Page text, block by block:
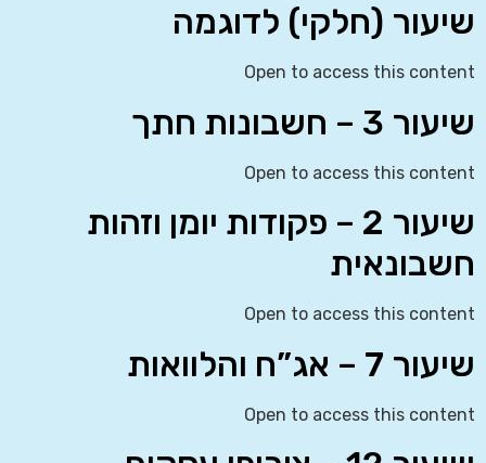
שיעור (חלקי) לדוגמה
Open to access this content
שיעור 3 – חשבונות חתך
Open to access this content
שיעור 2 – פקודות יומן וזהות
חשבונאית
Open to access this content
שיעור 7 – אג”ח והלוואות
Open to access this content